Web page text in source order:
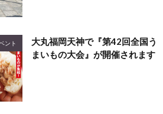
ント
大丸福岡天神で『第42回全国う
まいもの大会』が開催されます